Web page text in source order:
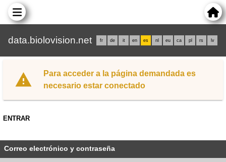
data.biolovision.net fr de it en es nl eu ca pl rs lv
Para acceder a la página demandada es
necesario estar conectado
ENTRAR
Correo electrónico y contraseña